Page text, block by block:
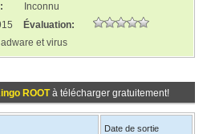
Inconnu
Évaluation:
et virus
ROOTà télécharger gratuitement!
Date de sortie